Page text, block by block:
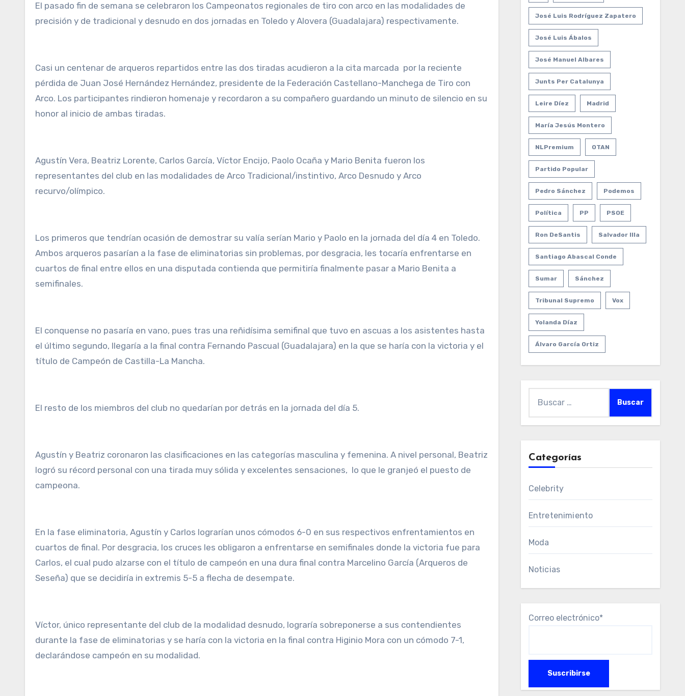
El pasado fin de semana se celebraron los Campeonatos regionales de tiro con arco en las modalidades de
precisión y de tradicional y desnudo en dos jornadas en Toledo y Alovera (Guadalajara) respectivamente.
Casi un centenar de arqueros repartidos entre las dos tiradas acudieron a la cita marcada por la reciente
pérdida de Juan José Hernández Hernández, presidente de la Federación Castellano-Manchega de Tiro con
Arco. Los participantes rindieron homenaje y recordaron a su compañero guardando un minuto de silencio en su
honor al inicio de ambas tiradas.
Agustín Vera, Beatriz Lorente, Carlos García, Víctor Encijo, Paolo Ocaña y Mario Benita fueron los
representantes del club en las modalidades de Arco Tradicional/instintivo, Arco Desnudo y Arco
recurvo/olímpico.
Los primeros que tendrían ocasión de demostrar su valía serían Mario y Paolo en la jornada del día 4 en Toledo.
Ambos arqueros pasarían a la fase de eliminatorias sin problemas, por desgracia, les tocaría enfrentarse en
cuartos de final entre ellos en una disputada contienda que permitiría finalmente pasar a Mario Benita a
semifinales.
El conquense no pasaría en vano, pues tras una reñidísima semifinal que tuvo en ascuas a los asistentes hasta
el último segundo, llegaría a la final contra Fernando Pascual (Guadalajara) en la que se haría con la victoria y el
título de Campeón de Castilla-La Mancha.
El resto de los miembros del club no quedarían por detrás en la jornada del día 5.
Agustín y Beatriz coronaron las clasificaciones en las categorías masculina y femenina. A nivel personal, Beatriz
logró su récord personal con una tirada muy sólida y excelentes sensaciones, lo que le granjeó el puesto de
campeona.
En la fase eliminatoria, Agustín y Carlos lograrían unos cómodos 6-0 en sus respectivos enfrentamientos en
cuartos de final. Por desgracia, los cruces les obligaron a enfrentarse en semifinales donde la victoria fue para
Carlos, el cual pudo alzarse con el título de campeón en una dura final contra Marcelino García (Arqueros de
Seseña) que se decidiría in extremis 5-5 a flecha de desempate.
Víctor, único representante del club de la modalidad desnudo, lograría sobreponerse a sus contendientes
durante la fase de eliminatorias y se haría con la victoria en la final contra Higinio Mora con un cómodo 7-1,
declarándose campeón en su modalidad.
José Luis Rodríguez Zapatero
José Luis Ábalos
José Manuel Albares
Junts Per Catalunya
Leire Díez Madrid
María Jesús Montero
NLPremium OTAN
Partido Popular
Pedro Sánchez Podemos
Política PP PSOE
Ron DeSantis Salvador Illa
Santiago Abascal Conde
Sumar Sánchez
Tribunal Supremo Vox
Yolanda Díaz
Álvaro García Ortiz
Categorías
Celebrity
Entretenimiento
Moda
Noticias
Correo electrónico*